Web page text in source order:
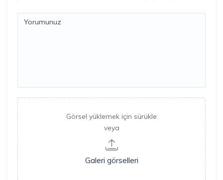
Görsel yüklemek için sürükle
veya
Galeri görselleri